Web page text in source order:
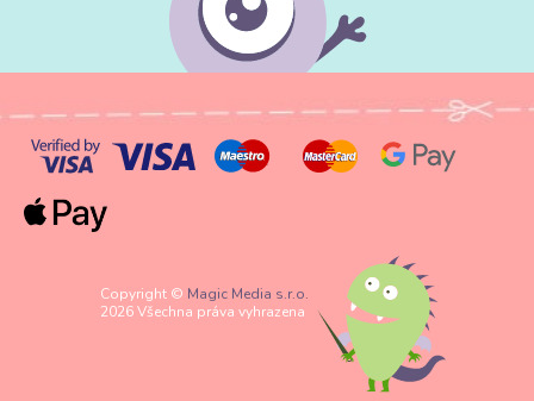
Copyright © Magic Media s.r.o.
2026 Všechna práva vyhrazena